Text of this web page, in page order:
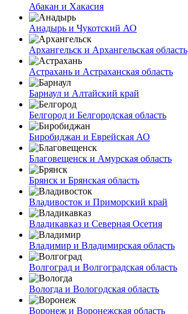
Абакан и Хакасия
Анадырь и Чукотский АО
Архангельск и Архангельская область
Астрахань и Астраханская область
Барнаул и Алтайский край
Белгород и Белгородская область
Биробиджан и Еврейская АО
Благовещенск и Амурская область
Брянск и Брянская область
Владивосток и Приморский край
Владикавказ и Северная Осетия
Владимир и Владимирская область
Волгоград и Волгоградская область
Вологда и Вологодская область
Воронеж и Воронежская область